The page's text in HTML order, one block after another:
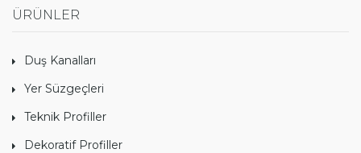
ÜRÜNLER
Duş Kanalları
Yer Süzgeçleri
Teknik Profiller
Dekoratif Profiller